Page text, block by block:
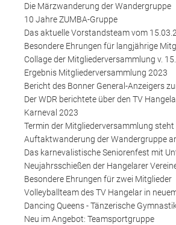
Die Märzwanderung der Wandergruppe
10 Jahre ZUMBA-Gruppe
Das aktuelle Vorstandsteam vom
Besondere Ehrungen für langjährige
Collage der Mitgliederversammlung v.
Ergebnis Mitgliederversammlung 2023
Bericht des Bonner General-Anzeigers
Der WDR berichtete über den TV
Karneval 2023
Termin der Mitgliederversammlung
Auftaktwanderung der Wandergruppe
Das karnevalistische Seniorenfest mit
Neujahrsschießen der Hangelarer
Besondere Ehrungen für zwei Mitglieder
Volleyballteam des TV Hangelar in
Dancing Queens - Tänzerische
Neu im Angebot: Teamsportgruppe